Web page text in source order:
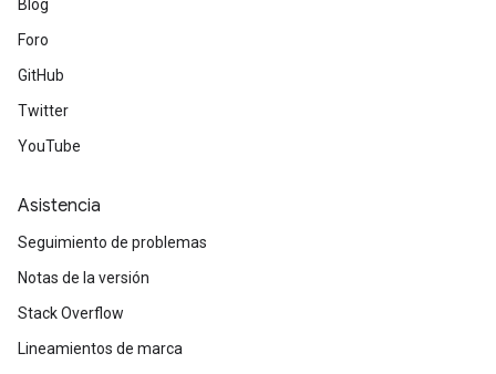
Blog
Foro
GitHub
Twitter
YouTube
Asistencia
Seguimiento de problemas
Notas de la versión
Stack Overflow
Lineamientos de marca